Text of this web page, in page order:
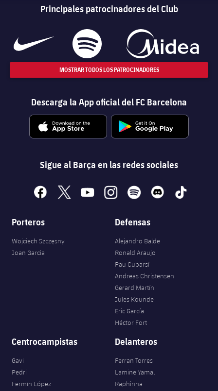
Principales patrocinadores del Club
MOSTRAR TODOS LOS PATROCINADORES
Descarga la App oficial del FC Barcelona
Sigue al Barça en las redes sociales
facebook
x youtubeinstagramspotify discord tiktok
Porteros
Wojciech Szczęsny
Joan Garcia
Defensas
Alejandro Balde
Ronald Araujo
Pau Cubarsí
Andreas Christensen
Gerard Martín
Jules Kounde
Eric García
Héctor Fort
Centrocampistas
Gavi
Pedri
Fermín López
Delanteros
Ferran Torres
Lamine Yamal
Raphinha